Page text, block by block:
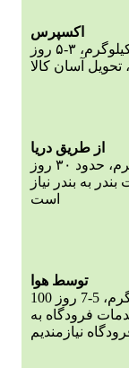
اکسپرس
آسان کالا
از طریق دریا
به بندر نیاز
است
توسط هوا
فرودگاه به
نیازمندیم